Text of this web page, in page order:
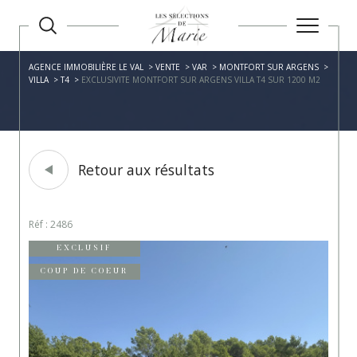
AGENCE IMMOBILIÈRE LE VAL VENTE VAR
MONTFORT SUR ARGENS
VILLA
T4 EXCLUSIVITE MONTFORT SUR ARGENS VILLA T4 SUR 1200 M2
Retour aux résultats
Réf : 2486
EXCLUSIF
COUP DE COEUR